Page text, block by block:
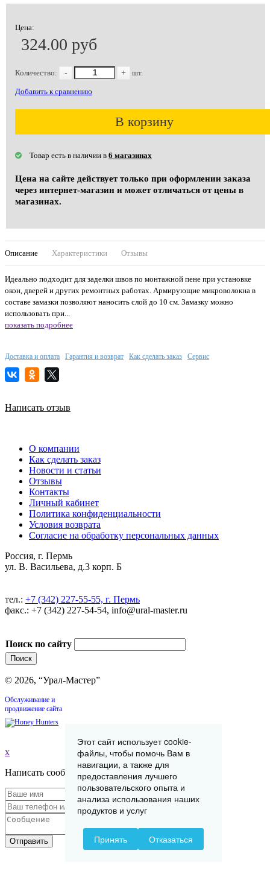
Цена:
324.00 руб
Количество: - + шт.
Добавить к сравнению
В корзину
Товар есть в наличии в 6 магазинах
Цена на сайте действует только при оформлении заказа
через интернет-магазин и может отличаться от цены в
магазинах.
Описание Характеристики Отзывы
Идеально подходит для заделки швов по монтажной пене при установке
окон, дверей и других ремонтных работах. Армирующие микроволокна в
составе замазки позволяют наносить слой до 10 см. Замазку можно
использовать при...
показать подробнее
Доставка и оплата Гарантия и возврат Как сделать заказ Сервис
Написать отзыв
О компании
Как сделать заказ
Новости и статьи
Отзывы
Контакты
Личный кабинет
Политика конфиденциальности
Условия возврата
Согласие на обработку персональных данных
Россия, г. Пермь
ул. В. Васильева, д.3 корп. Б
тел.: +7 (342) 227-55-55, г. Пермь
факс.: +7 (342) 227-54-54, info@ural-master.ru
Поиск по сайту
© 2026, “Урал-Мастер”
Обслуживание и
продвижение сайта
x
Написать сообщение
Отправить
Этот сайт использует cookie-
файлы, чтобы помочь Вам в
навигации, а также для
предоставления лучшего
пользовательского опыта и
анализа использования наших
продуктов и услуг
Принять Отказаться